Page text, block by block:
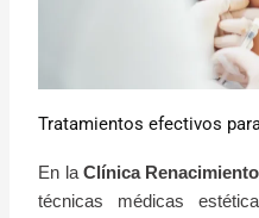
Tratamientos efectivos
En laClínica Renacimiento
técnicas médicas